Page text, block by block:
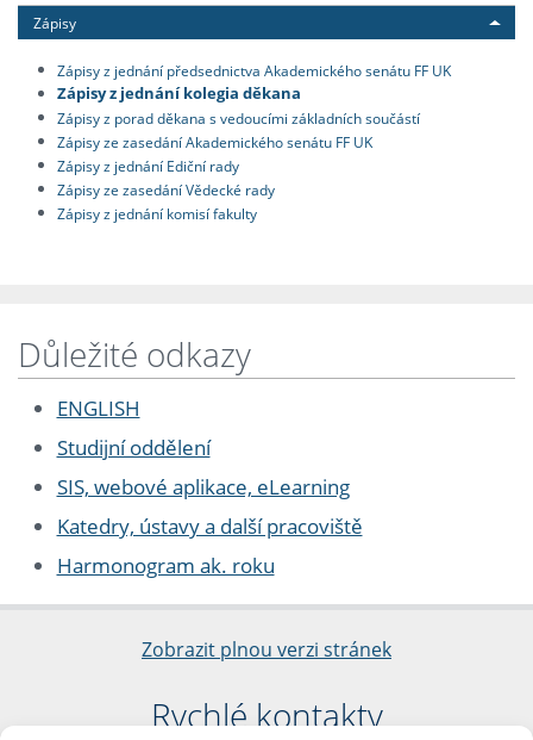
Zápisy
Zápisy z jednání předsednictva Akademického senátu FF UK
Zápisy z jednání kolegia děkana
Zápisy z porad děkana s vedoucími základních součástí
Zápisy ze zasedání Akademického senátu FF UK
Zápisy z jednání Ediční rady
Zápisy ze zasedání Vědecké rady
Zápisy z jednání komisí fakulty
Důležité odkazy
ENGLISH
Studijní oddělení
SIS, webové aplikace, eLearning
Katedry, ústavy a další pracoviště
Harmonogram ak. roku
Zobrazit plnou verzi stránek
Rychlé kontakty